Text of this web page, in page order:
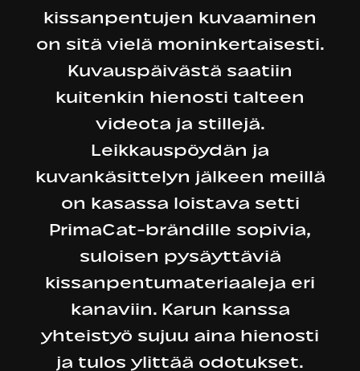
kissanpentujen kuvaaminen
on sitä vielä moninkertaisesti.
Kuvauspäivästä saatiin
kuitenkin hienosti talteen
videota ja stillejä.
Leikkauspöydän ja
kuvankäsittelyn jälkeen meillä
on kasassa loistava setti
PrimaCat-brändille sopivia,
suloisen pysäyttäviä
kissanpentumateriaaleja eri
kanaviin. Karun kanssa
yhteistyö sujuu aina hienosti
ja tulos ylittää odotukset.